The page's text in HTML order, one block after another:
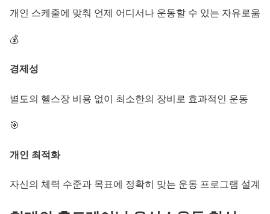
개인 스케줄에 맞춰 언제 어디서나 운동할 수 있는 자유로움
💰
경제성
별도의 헬스장 비용 없이 최소한의 장비로 효과적인 운동
🎯
개인 최적화
자신의 체력 수준과 목표에 정확히 맞는 운동 프로그램 설계